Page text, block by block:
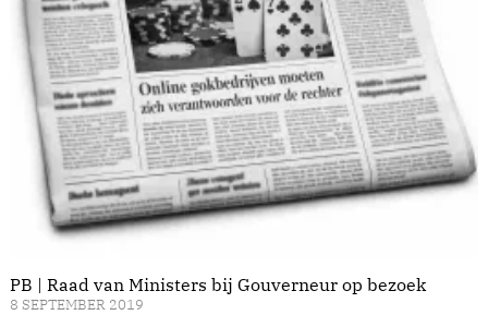
PB | Raad van Ministers bij Gouverneur op bezoek
8 SEPTEMBER 2019